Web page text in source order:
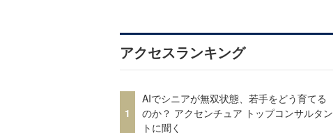
アクセスランキング
1
AIでシニアが無双状態、若手をどう育てる
のか？ アクセンチュア トップコンサルタン
トに聞く